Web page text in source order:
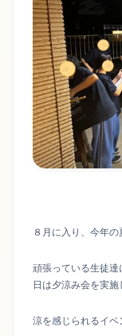
８月に入り、今年の
頑張っている生徒
日は夕涼み会を実施
涼を感じられるイベ